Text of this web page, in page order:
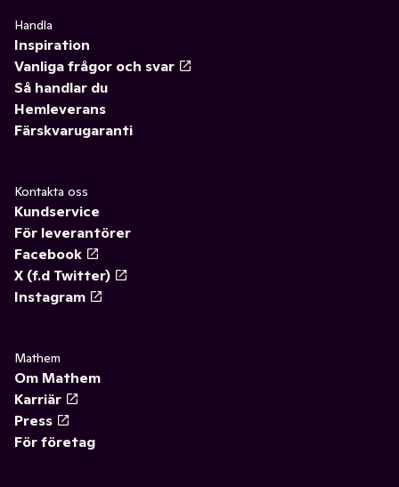
Handla
Inspiration
Vanliga frågor och svar
Så handlar du
Hemleverans
Färskvarugaranti
Kontakta oss
Kundservice
För leverantörer
Facebook
X (f.d Twitter)
Instagram
Mathem
Om Mathem
Karriär
Press
För företag